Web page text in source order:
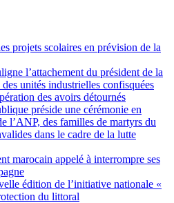
projets scolaires en prévision de la
l’attachement du président de la
unités industrielles confisquées
des avoirs détournés
préside une cérémonie en
l’ANP, des familles de martyrs du
dans le cadre de la lutte
marocain appelé à interrompre ses
édition de l’initiative nationale «
du littoral